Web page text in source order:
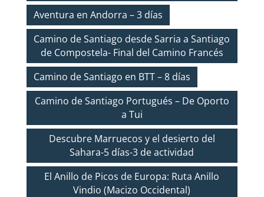
Aventura en Andorra – 3 días
Camino de Santiago desde Sarria a Santiago
de Compostela- Final del Camino Francés
Camino de Santiago en BTT – 8 días
Camino de Santiago Portugués – De Oporto
a Tui
Descubre Marruecos y el desierto del
Sahara-5 días-3 de actividad
El Anillo de Picos de Europa: Ruta Anillo
Vindio (Macizo Occidental)